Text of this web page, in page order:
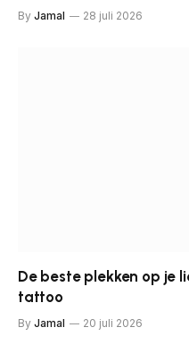
By Jamal 28 juli 2026
De beste plekken op je
tattoo
By Jamal 20 juli 2026